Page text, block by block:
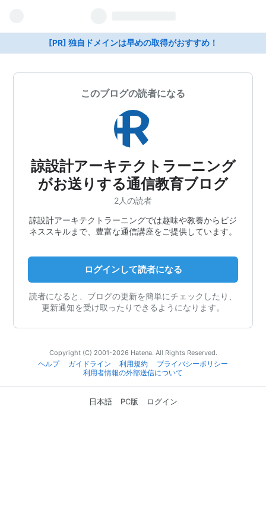
[PR] 独自ドメインは早めの取得がおすすめ！
このブログの読者になる
諒設計アーキテクトラーニング
がお送りする通信教育ブログ
2人の読者
諒設計アーキテクトラーニングでは趣味や教養からビジ
ネススキルまで、豊富な通信講座をご提供しています。
ログインして読者になる
読者になると、ブログの更新を簡単にチェックしたり、
更新通知を受け取ったりできるようになります。
Copyright (C) 2001-2026 Hatena. All Rights Reserved.
ヘルプ
ガイドライン 利用規約
プライバシーポリシー
利用者情報の外部送信について
日本語 PC版 ログイン